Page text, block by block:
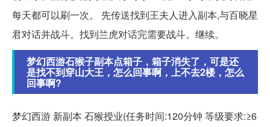
每天都可以刷一次。 先传送找到王夫人进入副本,与百晓星
君对话并战斗。找到兰虎对话完需要战斗。继续。
梦幻西游石猴子副本点箱子，箱子消失了，可是还
是找不到穿山大王，怎么回事啊，上不去2楼，怎么
回事啊?
梦幻西游 新副本 石猴授业(任务时间:120分钟 等级要求:≥6